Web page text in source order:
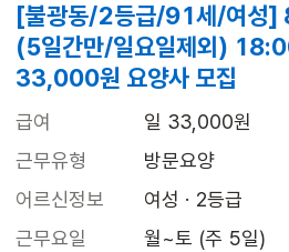
[불광동/2등급/91세/여
(5일간만/일요일제외)
33,000원 요양사 모집
급여
일 33,000원
근무유형
방문요양
어르신정보
여성 · 2등급
근무요일
월~토 (주 5일)